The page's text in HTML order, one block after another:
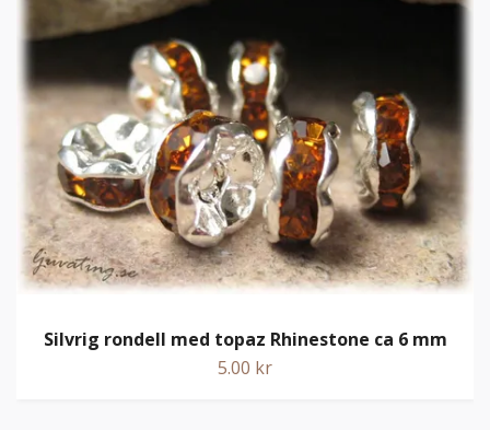
Silvrig rondell med topaz Rhinestone ca 6 mm
5.00 kr